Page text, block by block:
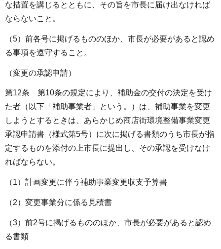
な措置を講じるとともに、その旨を市長に届け出なければ
ならないこと。
（5）前各号に掲げるもののほか、市長が必要があると認め
る事項を遵守すること。
（変更の承認申請）
第12条 第10条の規定により、補助金の交付の決定を受け
た者（以下「補助事業者」という。）は、補助事業を変更
しようとするときは、あらかじめ商店街環境整備事業変更
承認申請書（様式第5号）に次に掲げる書類のうち市長が指
定するものを添付の上市長に提出し、その承認を受けなけ
ればならない。
（1）計画変更に伴う補助事業変更収支予算書
（2）変更事業分に係る見積書
（3）前2号に掲げるもののほか、市長が必要があると認め
る書類